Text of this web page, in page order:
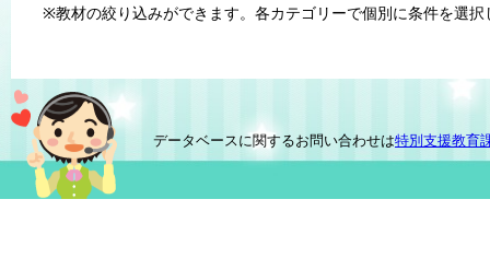
※教材の絞り込みができます。各カテゴリーで個別に条件を選択
データベースに関するお問い合わせは特別支援教育